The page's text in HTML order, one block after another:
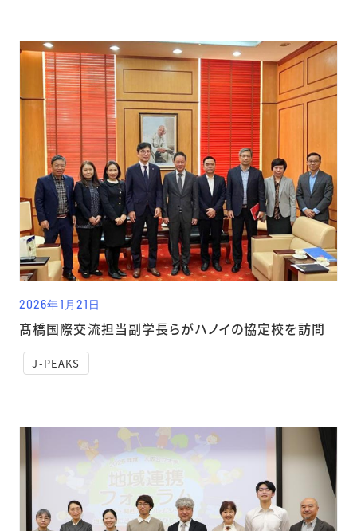
2026年1月21日
J-PEAKS
髙橋国際交流担当副学長らがハノイの協定校を訪問